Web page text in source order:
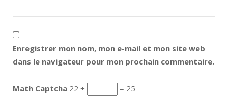
Enregistrer mon nom, mon e-mail et mon site web
dans le navigateur pour mon prochain commentaire.
Math Captcha 22 + = 25